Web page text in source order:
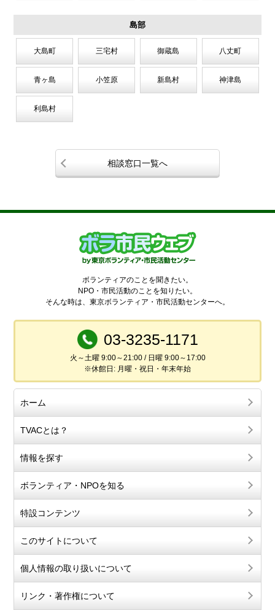
島部
大島町 三宅村 御蔵島 八丈町
青ヶ島 小笠原 新島村 神津島
利島村
相談窓口一覧へ
ボランティアのことを聞きたい。
NPO・市民活動のことを知りたい。
そんな時は、東京ボランティア・市民活動センターへ。
03-3235-1171
火～土曜 9:00～21:00 / 日曜 9:00～17:00
※休館日: 月曜・祝日・年末年始
ホーム
TVACとは？
情報を探す
ボランティア・NPOを知る
特設コンテンツ
このサイトについて
個人情報の取り扱いについて
リンク・著作権について